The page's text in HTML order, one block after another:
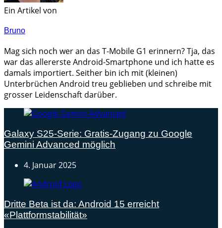
Ein Artikel von
Bruno
Mag sich noch wer an das T-Mobile G1 erinnern? Tja, das
war das allererste Android-Smartphone und ich hatte es
damals importiert. Seither bin ich mit (kleinen)
Unterbrüchen Android treu geblieben und schreibe mit
grosser Leidenschaft darüber.
Galaxy S25-Serie: Gratis-Zugang zu Google
Gemini Advanced möglich
4. Januar 2025
Dritte Beta ist da: Android 15 erreicht
«Plattformstabilität»